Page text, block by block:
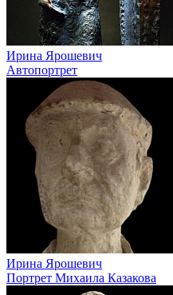
Ирина Ярошевич
Автопортрет
Ирина Ярошевич
Портрет Михаила Казакова